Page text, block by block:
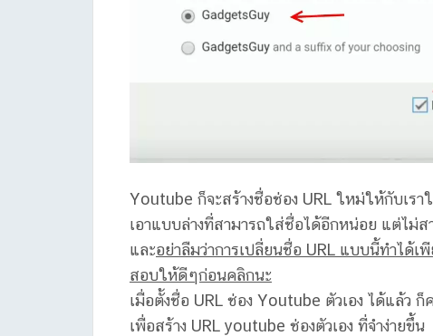
Youtube ก็จะสร้างชื่อช่อง URL ใหม่ให้กับเร
เอาแบบล่างที่สามารถใส่ชื่อได้อีกหน่อย แต่ไม่
และอย่าลืมว่าการเปลี่ยนชื่อ URL แบบนี้ทำได้เ
สอบให้ดีๆก่อนคลิกนะ
เมื่อตั้งชื่อ URL ช่อง Youtube ตัวเอง ได้แล้ว ก็
เพื่อสร้าง URL youtube ช่องตัวเอง ที่จำง่ายขึ้น